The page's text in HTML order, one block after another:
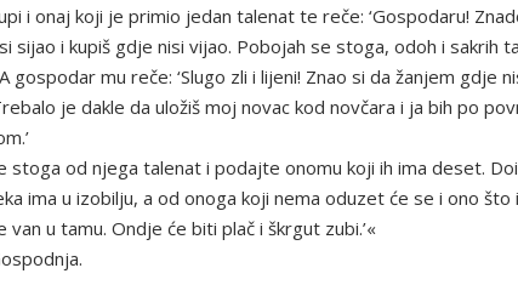
i onaj koji je primio jedan talenat te reče: ‘Gospodaru!
sijao i kupiš gdje nisi vijao. Pobojah se stoga, odoh i sakrih
gospodar mu reče: ‘Slugo zli i lijeni! Znao si da žanjem gdje
je dakle da uložiš moj novac kod novčara i ja bih po
stoga od njega talenat i podajte onomu koji ih ima deset.
ima u izobilju, a od onoga koji nema oduzet će se i ono što
van u tamu. Ondje će biti plač i škrgut zubi.’«